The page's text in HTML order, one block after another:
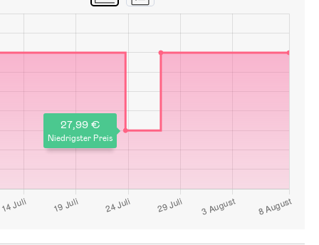
27,99 €
Niedrigster Preis